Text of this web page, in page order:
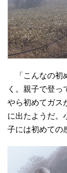
「こんなの初
く。親子で登っ
やら初めてガス
に出たようだ。
子には初めての